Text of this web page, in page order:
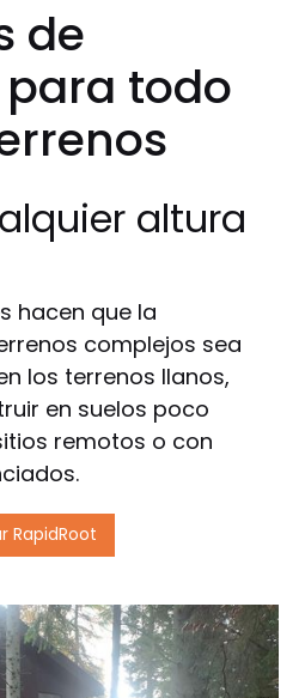
de
todo
altura
hacen que la
complejos sea
los terrenos llanos,
en suelos poco
remotos o con
RapidRoot